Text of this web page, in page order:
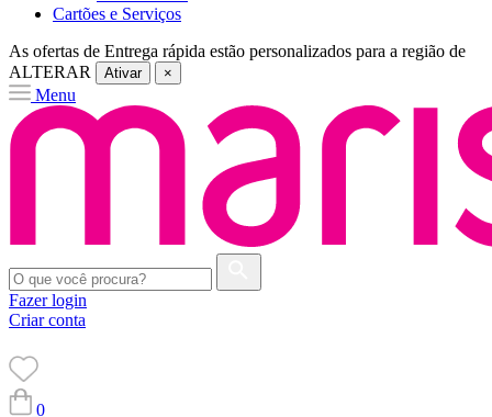
Cartões e Serviços
As ofertas de Entrega rápida estão personalizados para a região de
ALTERAR
Ativar ×
Menu
Fazer login
Criar conta
0